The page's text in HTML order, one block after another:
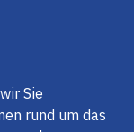
Sie
rund um das